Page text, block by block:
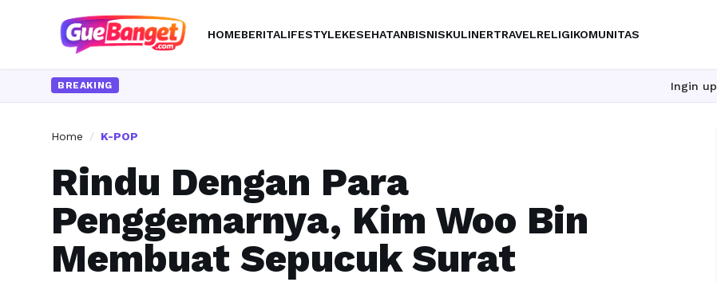
HOMEBERITALIFESTYLEKESEHATANBISNISKULINERTRAVELRELIGIKOMUNITAS
BREAKING Ingin
Home / K-POP
Rindu Dengan Para
Penggemarnya, Kim Woo Bin
Membuat Sepucuk Surat